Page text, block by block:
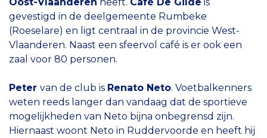
gevestigd in de deelgemeente Rumbeke
(Roeselare) en ligt centraal in de provincie West-
Vlaanderen. Naast een sfeervol café is er ook een
zaal voor 80 personen.
Peter van de club is Renato Neto. Voetbalkenners
weten reeds langer dan vandaag dat de sportieve
mogelijkheden van Neto bijna onbegrensd zijn.
Hiernaast woont Neto in Ruddervoorde en heeft hij